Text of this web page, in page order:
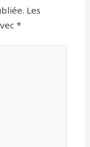
Les
*